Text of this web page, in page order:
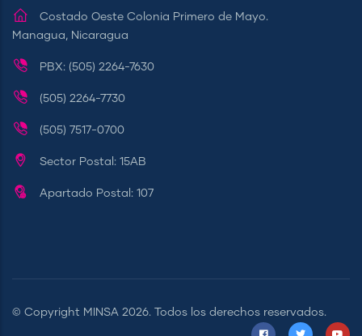
Costado Oeste Colonia Primero de Mayo.
Managua, Nicaragua
PBX: (505) 2264-7630
(505) 2264-7730
(505) 7517-0700
Sector Postal: 15AB
Apartado Postal: 107
© Copyright MINSA 2026. Todos los derechos reservados.